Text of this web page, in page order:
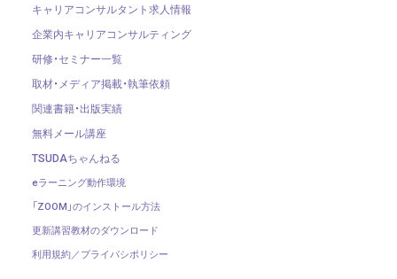
キャリアコンサルタント求人情報
企業内キャリアコンサルティング
研修・セミナー一覧
取材・メディア掲載・執筆依頼
関連書籍・出版実績
無料メール講座
TSUDAちゃんねる
eラーニング動作環境
「ZOOM」のインストール方法
更新講習教材のダウンロード
利用規約／プライバシポリシー